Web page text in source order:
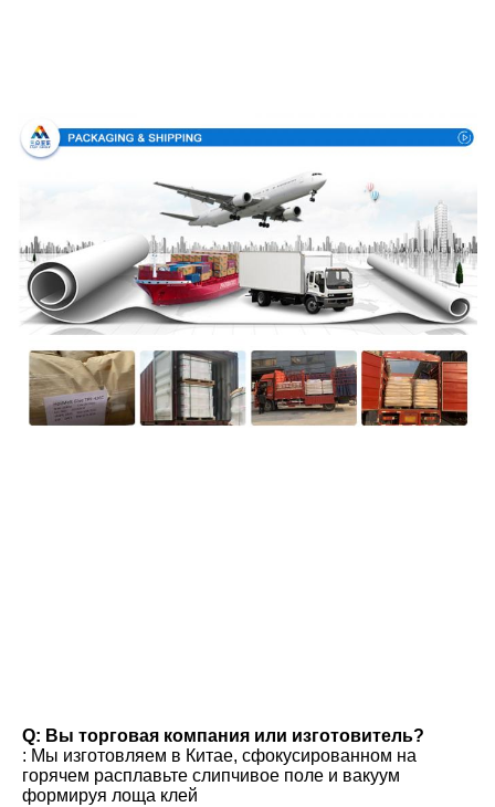
Q: Вы торговая компания или изготовитель?
: Мы изготовляем в Китае, сфокусированном на
горячем расплавьте слипчивое поле и вакуум
формируя лоща клей